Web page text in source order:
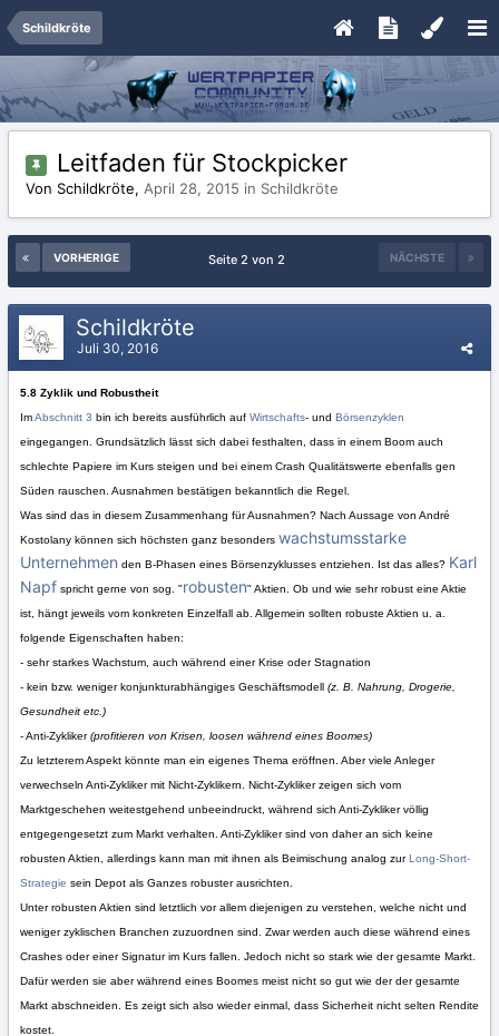
Schildkröte
Leitfaden für Stockpicker
Von Schildkröte, April 28, 2015 in Schildkröte
VORHERIGE NÄCHSTE
Seite 2 von 2
Schildkröte
Juli 30, 2016
5.8 Zyklik und Robustheit
ImAbschnitt 3 bin ich bereits ausführlich auf Wirtschafts- und Börsenzyklen
eingegangen. Grundsätzlich lässt sich dabei festhalten, dass in einem Boom auch
schlechte Papiere im Kurs steigen und bei einem Crash Qualitätswerte ebenfalls gen
Süden rauschen. Ausnahmen bestätigen bekanntlich die Regel.
Was sind das in diesem Zusammenhang für Ausnahmen? Nach Aussage von André
Kostolany können sich höchsten ganz besonders wachstumsstarke
Unternehmen den B-Phasen eines Börsenzyklusses entziehen. Ist das alles? Karl
Napf spricht gerne von sog. "robusten" Aktien. Ob und wie sehr robust eine Aktie
ist, hängt jeweils vom konkreten Einzelfall ab. Allgemein sollten robuste Aktien u. a.
folgende Eigenschaften haben:
- sehr starkes Wachstum, auch während einer Krise oder Stagnation
- kein bzw. weniger konjunkturabhängiges Geschäftsmodell (z. B. Nahrung, Drogerie,
Gesundheit etc.)
- Anti-Zykliker(profitieren von Krisen, loosen während eines Boomes)
Zu letzterem Aspekt könnte man ein eigenes Thema eröffnen. Aber viele Anleger
verwechseln Anti-Zykliker mit Nicht-Zyklikern. Nicht-Zykliker zeigen sich vom
Marktgeschehen weitestgehend unbeeindruckt, während sich Anti-Zykliker völlig
entgegengesetzt zum Markt verhalten. Anti-Zykliker sind von daher an sich keine
robusten Aktien, allerdings kann man mit ihnen als Beimischung analog zurLong-Short-
Strategie sein Depot als Ganzes robuster ausrichten.
Unter robusten Aktien sind letztlich vor allem diejenigen zu verstehen, welche nicht und
weniger zyklischen Branchen zuzuordnen sind. Zwar werden auch diese während eines
Crashes oder einer Signatur im Kurs fallen. Jedoch nicht so stark wie der gesamte Markt.
Dafür werden sie aber während eines Boomes meist nicht so gut wie der der gesamte
Markt abschneiden. Es zeigt sich also wieder einmal, dass Sicherheit nicht selten Rendite
kostet.